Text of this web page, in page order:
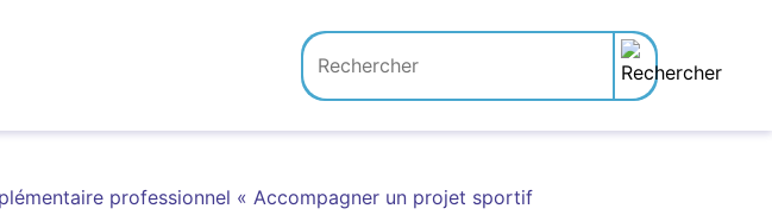
professionnel « Accompagner un projet sportif